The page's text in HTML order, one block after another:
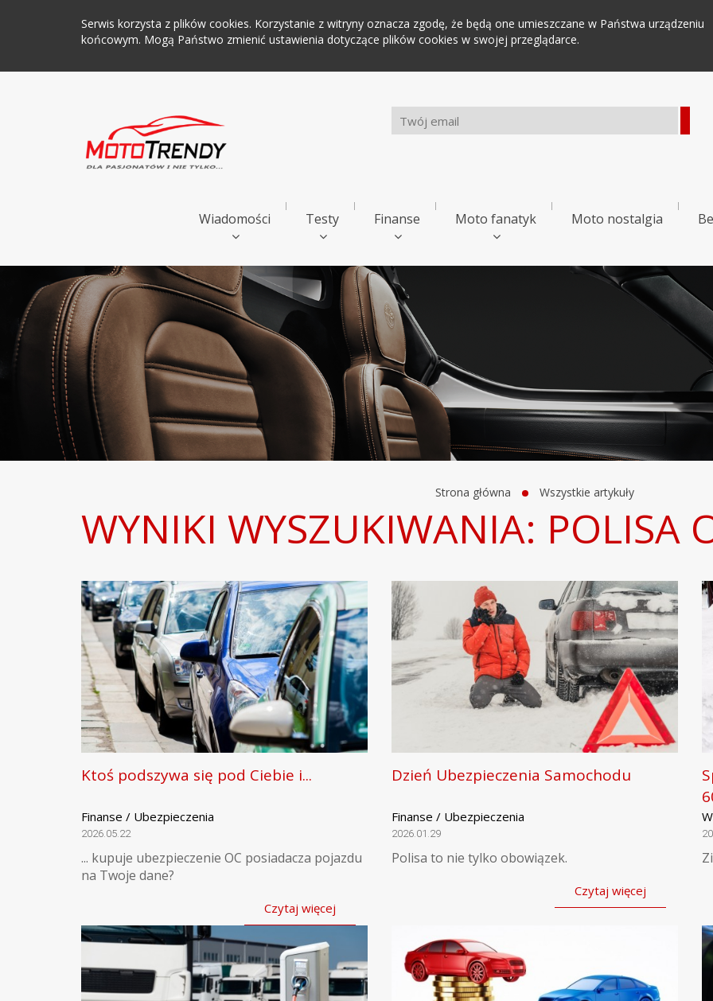
Serwis korzysta z plików cookies. Korzystanie z witryny oznacza zgodę, że będą one umieszczane w Państwa urządzeniu
końcowym. Mogą Państwo zmienić ustawienia dotyczące plików cookies w swojej przeglądarce.
Wiadomości Testy Finanse Moto fanatyk Moto nostalgia
Strona główna Wszystkie artykuły
WYNIKI WYSZUKIWANIA: POLISA
Ktoś podszywa się pod Ciebie i...
Finanse / Ubezpieczenia
2026.05.22
... kupuje ubezpieczenie OC posiadacza pojazdu
na Twoje dane?
Czytaj więcej
Dzień Ubezpieczenia Samochodu
Finanse / Ubezpieczenia
2026.01.29
Polisa to nie tylko obowiązek.
Czytaj więcej